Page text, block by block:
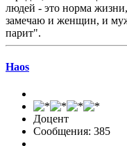
людей - это норма
замечаю и женщин, и
парит".
Haos
Доцент
Сообщения: 385